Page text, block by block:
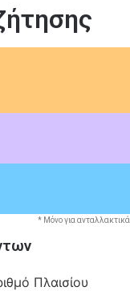
* Μόνο για ανταλλακτικά
Πλαισίου